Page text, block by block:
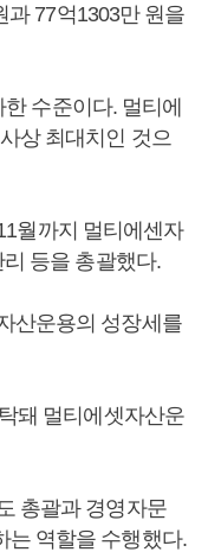
과 77억1303만 원을
수준이다. 멀티에
상 최대치인 것으
월까지 멀티에센자
등을 총괄했다.
산운용의 성장세를
돼 멀티에셋자산운
총괄과 경영자문
는 역할을 수행했다.